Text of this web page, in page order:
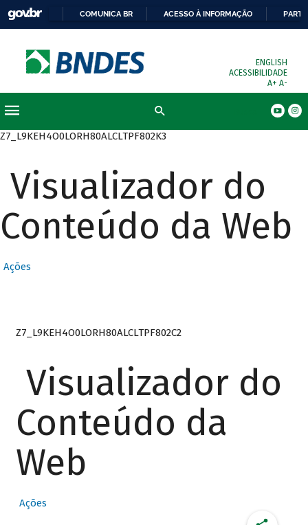
COMUNICA BR ACESSO À INFORMAÇÃO
ENGLISH
ACESSIBILIDADE
A+ A-
Z7_L9KEH4O0LORH80ALCLTPF802K3
Visualizador do
Conteúdo da Web
Ações
Z7_L9KEH4O0LORH80ALCLTPF802C2
Visualizador do
Conteúdo da
Web
Ações